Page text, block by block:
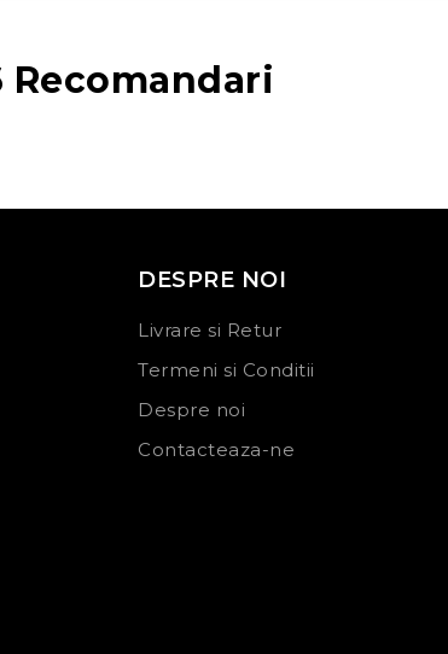
Recomandari
DESPRE NOI
Livrare si Retur
Termeni si Conditii
Despre noi
Contacteaza-ne